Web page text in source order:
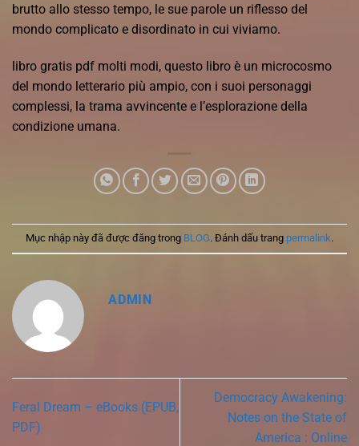
brutto allo stesso tempo, le sue parole un riflesso del
mondo complicato e disordinato in cui viviamo.
libro gratis pdf molti modi, questo libro è un microcosmo
del mondo letterario più ampio, con i suoi personaggi
complessi, la trama avvincente e l’esplorazione della
condizione umana.
Mục nhập này đã được đăng trong BLOG. Đánh dấu trang permalink.
ADMIN
Feral Dream – eBooks (EPUB,
PDF)
Democracy Awakening:
Notes on the State of
America : Online